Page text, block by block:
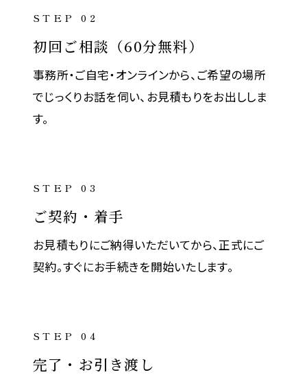
STEP 02
初回ご相談（60分無料）
事務所・ご自宅・オンラインから、ご希望の場所
でじっくりお話を伺い、お見積もりをお出ししま
す。
STEP 03
ご契約・着手
お見積もりにご納得いただいてから、正式にご
契約。すぐにお手続きを開始いたします。
STEP 04
完了・お引き渡し